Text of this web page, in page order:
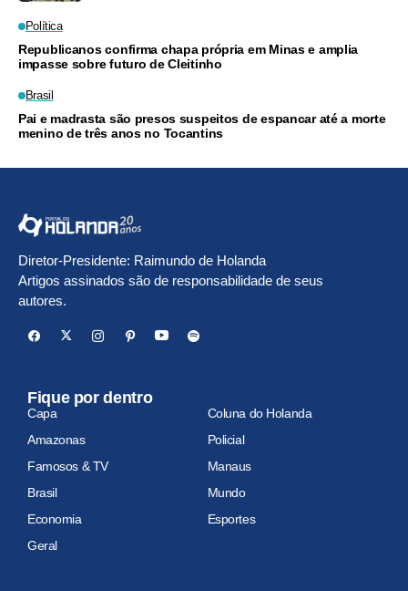
Política
Republicanos confirma chapa própria em Minas e amplia
impasse sobre futuro de Cleitinho
Brasil
Pai e madrasta são presos suspeitos de espancar até a morte
menino de três anos no Tocantins
Diretor-Presidente: Raimundo de Holanda
Artigos assinados são de responsabilidade de seus
autores.
Fique por dentro
Capa
Coluna do Holanda
Amazonas
Policial
Famosos & TV
Manaus
Brasil
Mundo
Economia
Esportes
Geral